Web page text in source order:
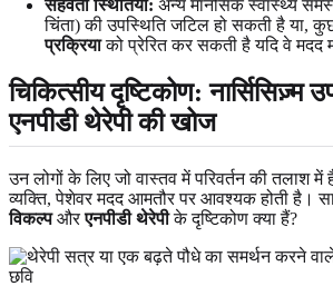
सहवर्ती स्थितियाँ: अन्य मानसिक स्वास्थ्य
चिंता) की उपस्थिति जटिल हो सकती है या,
प्रक्रियाको प्रेरित कर सकती है यदि वे मदद
चिकित्सीय दृष्टिकोण: नार्सिसिज़्म
एनपीडी थेरेपी की खोज
उन लोगों के लिए जो वास्तव में परिवर्तन की तलाश
व्यक्ति, पेशेवर मदद आमतौर पर आवश्यक होती है।
विकल्पऔरएनपीडी थेरेपीके दृष्टिकोण क्या हैं?